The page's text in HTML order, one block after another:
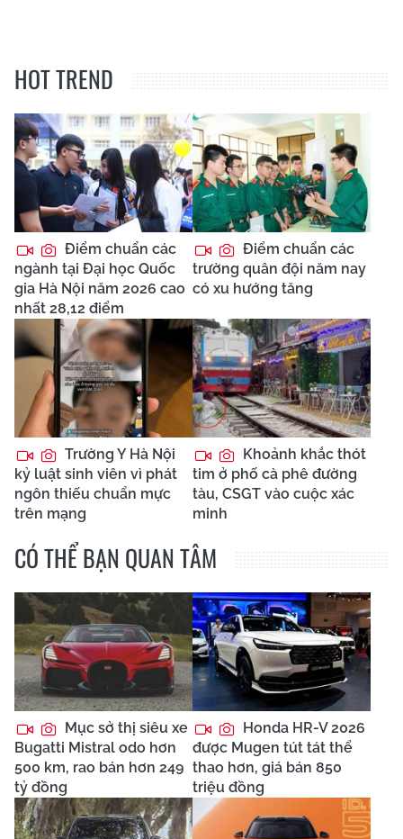
HOT TREND
Điểm chuẩn các
ngành tại Đại học Quốc
gia Hà Nội năm 2026 cao
nhất 28,12 điểm
Điểm chuẩn các
trường quân đội năm nay
có xu hướng tăng
Trường Y Hà Nội
kỷ luật sinh viên vì phát
ngôn thiếu chuẩn mực
trên mạng
Khoảnh khắc thót
tim ở phố cà phê đường
tàu, CSGT vào cuộc xác
minh
CÓ THỂ BẠN QUAN TÂM
Mục sở thị siêu xe
Bugatti Mistral odo hơn
500 km, rao bán hơn 249
tỷ đồng
Honda HR-V 2026
được Mugen tút tát thể
thao hơn, giá bán 850
triệu đồng